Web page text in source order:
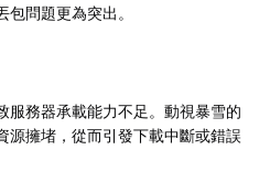
問題更為突出。
服務器承載能力不足。動視暴雪的
源擁堵，從而引發下載中斷或錯誤